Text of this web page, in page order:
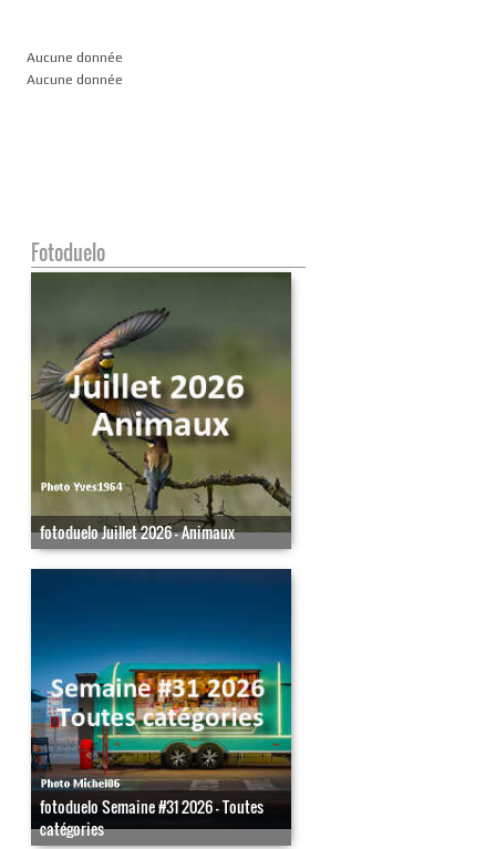
Aucune donnée
Aucune donnée
Fotoduelo
fotoduelo Juillet 2026 - Animaux
fotoduelo Semaine #31 2026 - Toutes
catégories